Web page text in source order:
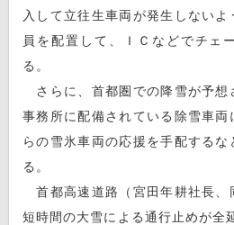
入して立往生車両が発生しない
員を配置して、ＩＣなどでチェ
る。
さらに、首都圏での降雪が予想
事務所に配備されている除雪車
らの雪氷車両の応援を手配する
る。
首都高速道路（宮田年耕社長、
短時間の大雪による通行止めが全